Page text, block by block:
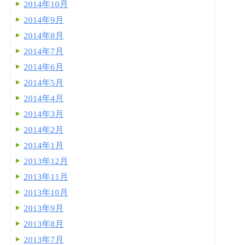
2014年10月
2014年9月
2014年8月
2014年7月
2014年6月
2014年5月
2014年4月
2014年3月
2014年2月
2014年1月
2013年12月
2013年11月
2013年10月
2013年9月
2013年8月
2013年7月